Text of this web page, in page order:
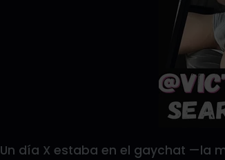
Un día X estaba en el gaychat —la